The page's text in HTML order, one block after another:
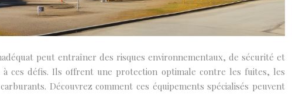
peut entraîner des risques environnementaux, de sécurité et
à ces défis. Ils offrent une protection optimale contre les fuites, les
Découvrez comment ces équipements spécialisés peuvent